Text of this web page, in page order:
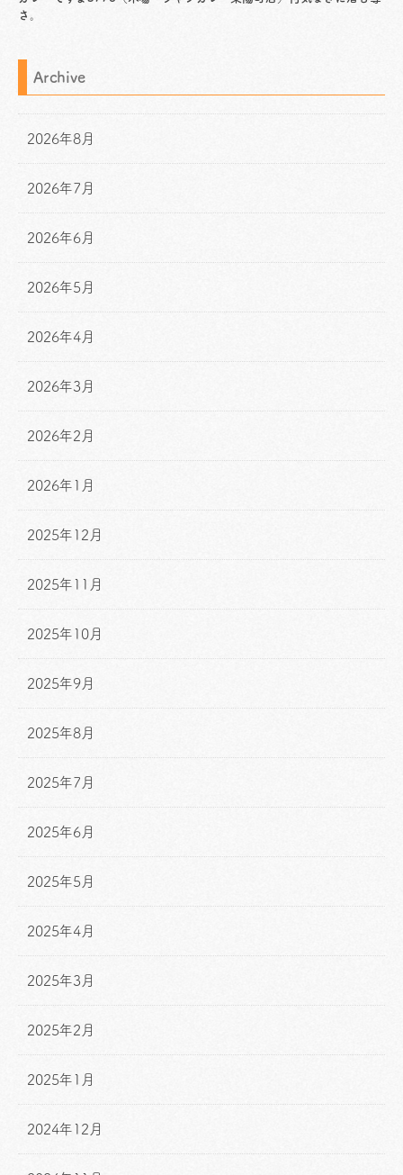
さ。
Archive
2026年8月
2026年7月
2026年6月
2026年5月
2026年4月
2026年3月
2026年2月
2026年1月
2025年12月
2025年11月
2025年10月
2025年9月
2025年8月
2025年7月
2025年6月
2025年5月
2025年4月
2025年3月
2025年2月
2025年1月
2024年12月